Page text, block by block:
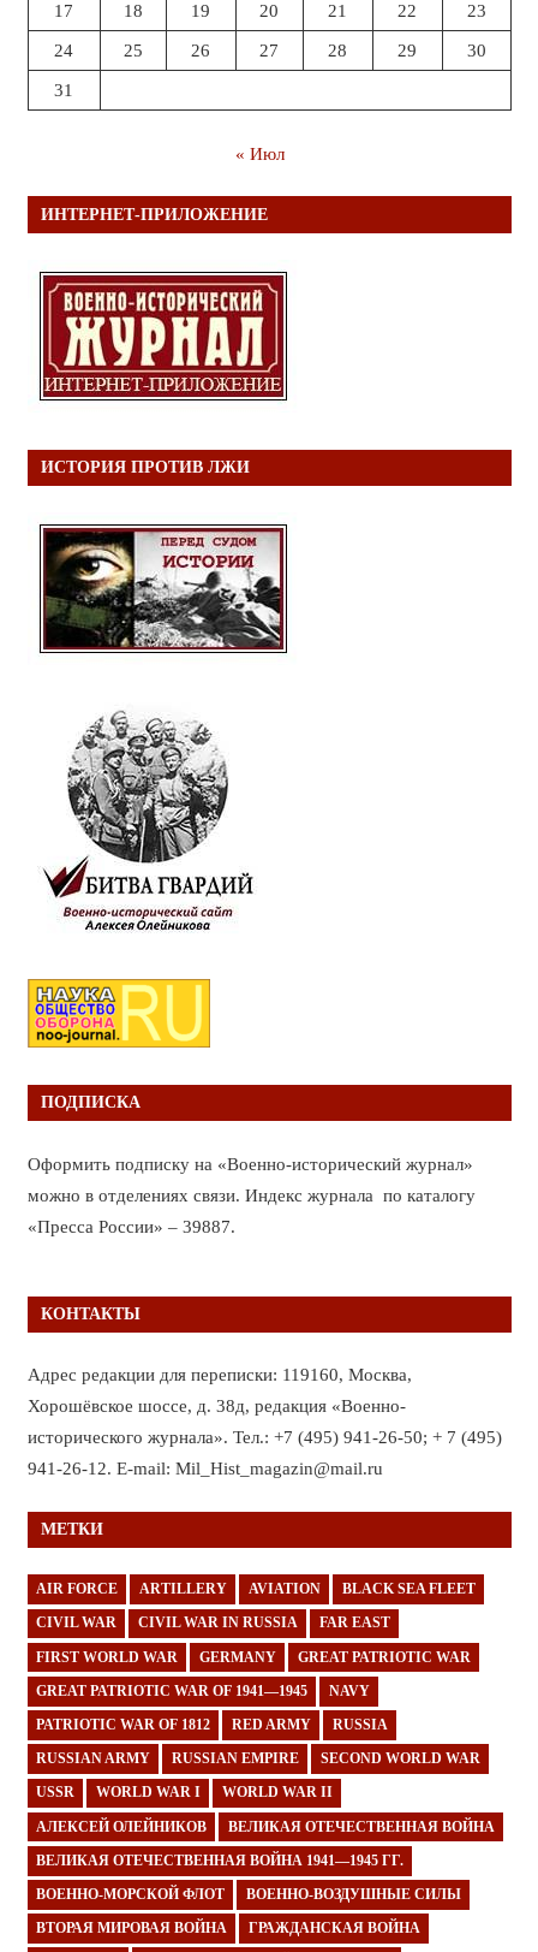
17 18 19 20 21 22 23
24 25 26 27 28 29 30
31
« Июл
ИНТЕРНЕТ-ПРИЛОЖЕНИЕ
ИСТОРИЯ ПРОТИВ ЛЖИ
ПОДПИСКА
Оформить подписку на «Военно-исторический журнал»
можно в отделениях связи. Индекс журнала по каталогу
«Пресса России» – 39887.
КОНТАКТЫ
Адрес редакции для переписки: 119160, Москва,
Хорошёвское шоссе, д. 38д, редакция «Военно-
исторического журнала». Тел.: +7 (495) 941-26-50; + 7 (495)
941-26-12. E-mail: Mil_Hist_magazin@mail.ru
МЕТКИ
AIR FORCE ARTILLERY AVIATION BLACK SEA FLEET
CIVIL WAR CIVIL WAR IN RUSSIA FAR EAST
FIRST WORLD WAR GERMANY GREAT PATRIOTIC WAR
GREAT PATRIOTIC WAR OF 1941—1945 NAVY
PATRIOTIC WAR OF 1812 RED ARMY RUSSIA
RUSSIAN ARMY RUSSIAN EMPIRE SECOND WORLD WAR
USSR WORLD WAR I WORLD WAR II
АЛЕКСЕЙ ОЛЕЙНИКОВ ВЕЛИКАЯ ОТЕЧЕСТВЕННАЯ ВОЙНА
ВЕЛИКАЯ ОТЕЧЕСТВЕННАЯ ВОЙНА 1941—1945 ГГ.
ВОЕННО-МОРСКОЙ ФЛОТ ВОЕННО-ВОЗДУШНЫЕ СИЛЫ
ВТОРАЯ МИРОВАЯ ВОЙНА ГРАЖДАНСКАЯ ВОЙНА